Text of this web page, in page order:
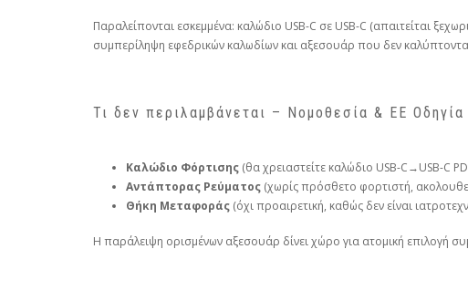
Παραλείπονται εσκεμμένα: καλώδιο USB-C σε USB-C (απαιτείται
συμπερίληψη εφεδρικών καλωδίων και αξεσουάρ που δεν
Τι δεν περιλαμβάνεται – Νομοθεσία & ΕΕ Οδηγία
Καλώδιο Φόρτισης (θα χρειαστείτε καλώδιο USB-C→USB-C
Αντάπτορας Ρεύματος (χωρίς πρόσθετο φορτιστή,
Θήκη Μεταφοράς (όχι προαιρετική, καθώς δεν είναι
Η παράλειψη ορισμένων αξεσουάρ δίνει χώρο για ατομική επιλογή